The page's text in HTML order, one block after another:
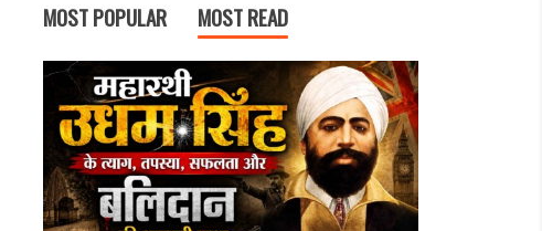
MOST POPULAR MOST READ